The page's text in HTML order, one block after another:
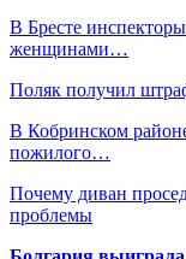
В Бресте
женщинами…
Поляк получил
В Кобринском
пожилого…
Почему диван
проблемы